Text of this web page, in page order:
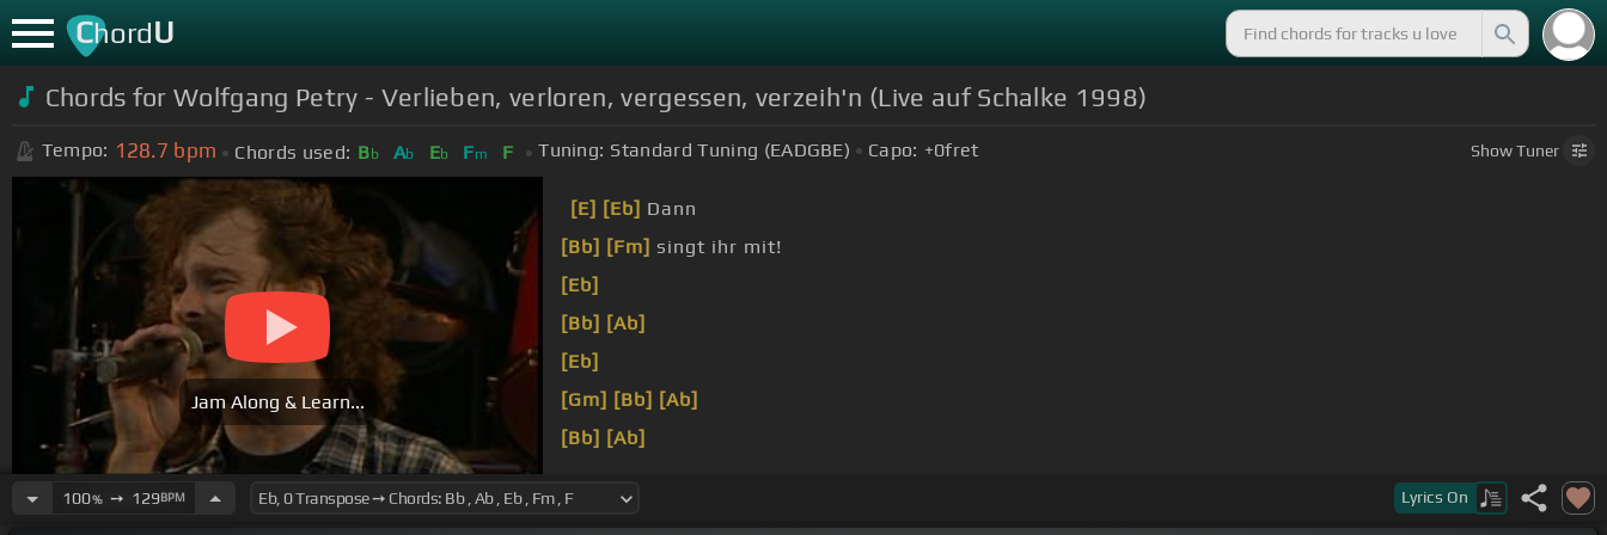
ChordU
Chords for Wolfgang Petry - Verlieben, verloren, vergessen, verzeih'n (Live auf Schalke 1998)
Tempo: 128.7 bpm Chords used: Bb Ab Eb Fm F Tuning: Standard Tuning (EADGBE) Capo: +0fret ShowTuner
Jam Along & Learn...
[E] [Eb] Dann
[Bb] [Fm] singt ihr mit!
[Eb]
[Bb] [Ab]
[Eb]
[Gm] [Bb] [Ab]
[Bb] [Ab]
100%➙ 129BPM Lyrics On